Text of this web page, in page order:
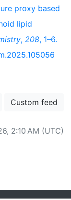
proxy based
lipid
, 208, 1–6.
Custom feed
2:10 AM (UTC)